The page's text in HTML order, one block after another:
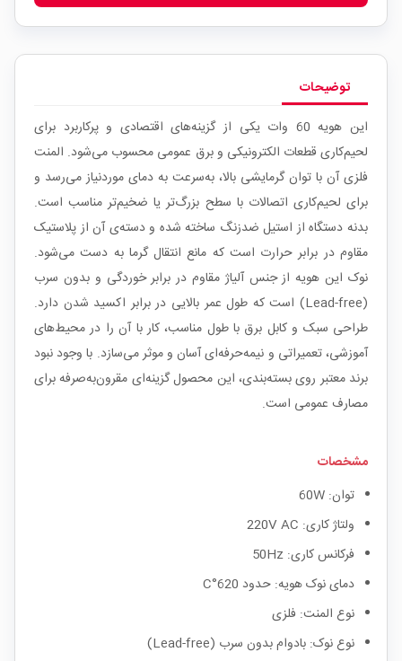
توضیحات
این هویه 60 وات یکی از گزینه‌های اقتصادی و پرکاربرد برای
لحیم‌کاری قطعات الکترونیکی و برق عمومی محسوب می‌شود. المنت
فلزی آن با توان گرمایشی بالا، به‌سرعت به دمای موردنیاز می‌رسد و
برای لحیم‌کاری اتصالات با سطح بزرگ‌تر یا ضخیم‌تر مناسب است.
بدنه دستگاه از استیل ضدزنگ ساخته شده و دسته‌ی آن از پلاستیک
مقاوم در برابر حرارت است که مانع انتقال گرما به دست می‌شود.
نوک این هویه از جنس آلیاژ مقاوم در برابر خوردگی و بدون سرب
(Lead-free) است که طول عمر بالایی در برابر اکسید شدن دارد.
طراحی سبک و کابل برق با طول مناسب، کار با آن را در محیط‌های
آموزشی، تعمیراتی و نیمه‌حرفه‌ای آسان و موثر می‌سازد. با وجود نبود
برند معتبر روی بسته‌بندی، این محصول گزینه‌ای مقرون‌به‌صرفه برای
مصارف عمومی است.
مشخصات
توان: 60W
ولتاژ کاری: 220V AC
فرکانس کاری: 50Hz
دمای نوک هویه: حدود 620°C
نوع المنت: فلزی
نوع نوک: بادوام بدون سرب (Lead-free)